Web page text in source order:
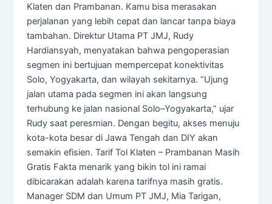
Klaten dan Prambanan. Kamu bisa merasakan
perjalanan yang lebih cepat dan lancar tanpa biaya
tambahan. Direktur Utama PT JMJ, Rudy
Hardiansyah, menyatakan bahwa pengoperasian
segmen ini bertujuan mempercepat konektivitas
Solo, Yogyakarta, dan wilayah sekitarnya. “Ujung
jalan utama pada segmen ini akan langsung
terhubung ke jalan nasional Solo–Yogyakarta,” ujar
Rudy saat peresmian. Dengan begitu, akses menuju
kota-kota besar di Jawa Tengah dan DIY akan
semakin efisien. Tarif Tol Klaten – Prambanan Masih
Gratis Fakta menarik yang bikin tol ini ramai
dibicarakan adalah karena tarifnya masih gratis.
Manager SDM dan Umum PT JMJ, Mia Tarigan,